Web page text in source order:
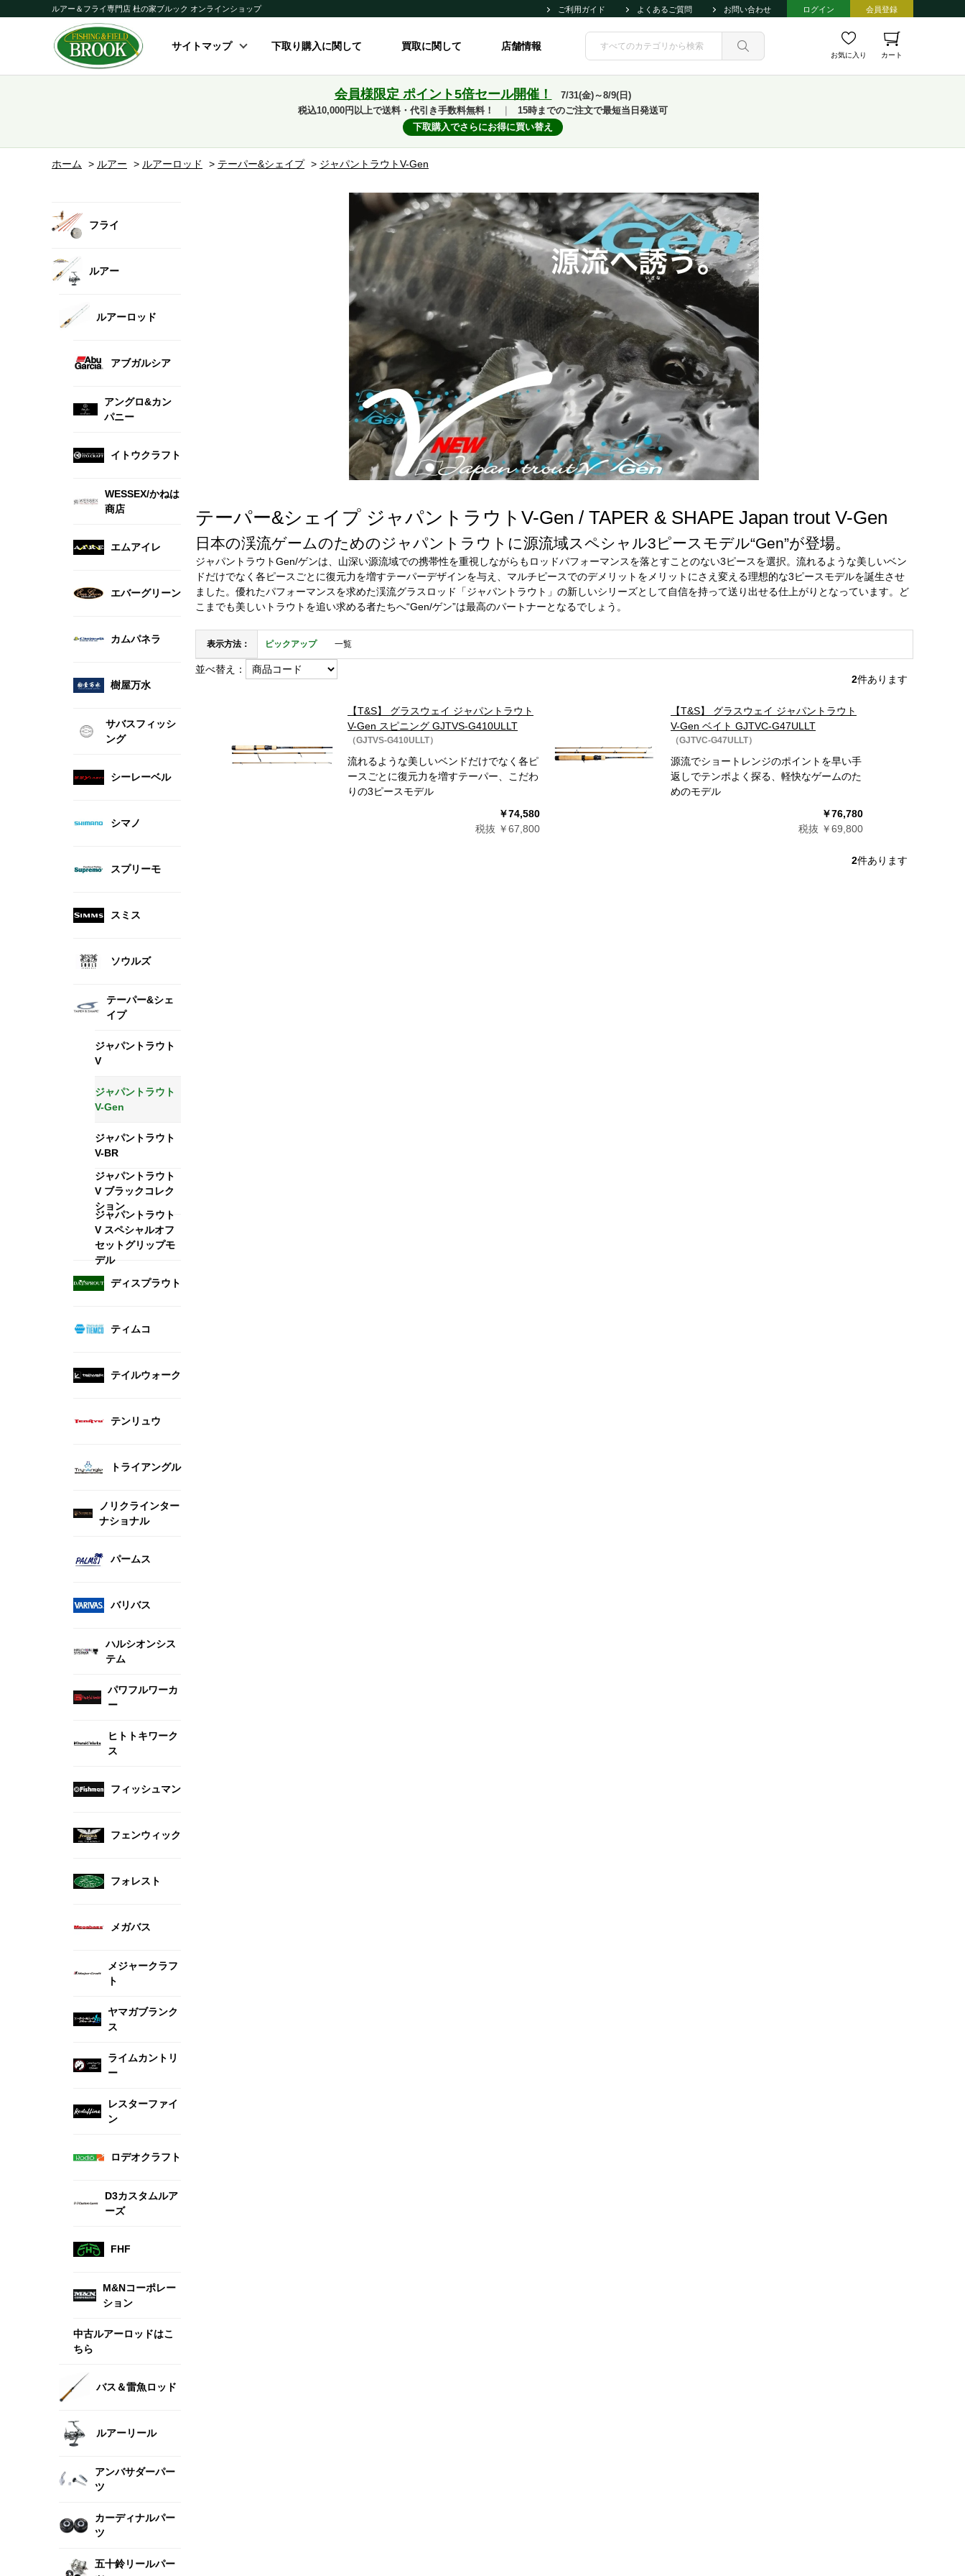
ルアー＆フライ専門店 杜の家ブルック オンラインショップ ご利用ガイド よくあるご質問 お問い合わせ ログイン 会員登録
サイトマップ 下取り購入に関して 買取に関して 店舗情報
お気に入り カート
会員様限定 ポイント5倍セール開催！
7/31(金)～8/9(日)
税込10,000円以上で送料・代引き手数料無料！
15時までのご注文で最短当日発送可
下取購入でさらにお得に買い替え
ホーム > ルアー > ルアーロッド > テーパー&シェイプ > ジャパントラウトV-Gen
フライ
ルアー
ルアーロッド
アブガルシア
アングロ&カン
パニー
イトウクラフト
WESSEX/かねは
商店
エムアイレ
エバーグリーン
カムパネラ
樹屋万水
サバスフィッシ
ング
シーレーベル
シマノ
スプリーモ
スミス
ソウルズ
テーパー&シェ
イプ
ジャパントラウト
V
ジャパントラウト
V-Gen
ジャパントラウト
V-BR
ジャパントラウト
V ブラックコレク
ション
ジャパントラウト
V スペシャルオフ
セットグリップモ
デル
ディスプラウト
ティムコ
テイルウォーク
テンリュウ
トライアングル
ノリクラインター
ナショナル
パームス
バリバス
ハルシオンシス
テム
パワフルワーカ
ー
ヒトトキワーク
ス
フィッシュマン
フェンウィック
フォレスト
メガバス
メジャークラフ
ト
ヤマガブランク
ス
ライムカントリ
ー
レスターファイ
ン
ロデオクラフト
D3カスタムルア
ーズ
FHF
M&Nコーポレー
ション
中古ルアーロッドはこ
ちら
バス＆雷魚ロッド
ルアーリール
アンバサダーパー
ツ
カーディナルパー
ツ
五十鈴リールパー
テーパー&シェイプ ジャパントラウトV-Gen / TAPER & SHAPE Japan trout V-Gen
日本の渓流ゲームのためのジャパントラウトに源流域スペシャル3ピースモデル“Gen”が登場。
ジャパントラウトGen/ゲンは、山深い源流域での携帯性を重視しながらもロッドパフォーマンスを落とすことのない3ピースを選択。流れるような美しいベン
ドだけでなく各ピースごとに復元力を増すテーパーデザインを与え、マルチピースでのデメリットをメリットにさえ変える理想的な3ピースモデルを誕生させ
ました。優れたパフォーマンスを求めた渓流グラスロッド「ジャパントラウト」の新しいシリーズとして自信を持って送り出せる仕上がりとなっています。ど
こまでも美しいトラウトを追い求める者たちへ“Gen/ゲン”は最高のパートナーとなるでしょう。
表示方法： ピックアップ 一覧
並べ替え：
2件あります
【T&S】 グラスウェイ ジャパントラウト
V-Gen スピニング GJTVS-G410ULLT
（GJTVS-G410ULLT）
流れるような美しいベンドだけでなく各ピ
ースごとに復元力を増すテーパー、こだわ
りの3ピースモデル
￥74,580
税抜 ￥67,800
【T&S】 グラスウェイ ジャパントラウト
V-Gen ベイト GJTVC-G47ULLT
（GJTVC-G47ULLT）
源流でショートレンジのポイントを早い手
返しでテンポよく探る、軽快なゲームのた
めのモデル
￥76,780
税抜 ￥69,800
2件あります